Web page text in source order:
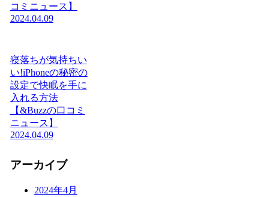
コミニュース】
2024.04.09
寝落ちが気持ちい
い!iPhoneの秘密の
設定で快眠を手に
入れる方法
【&Buzzの口コミ
ニュース】
2024.04.09
アーカイブ
2024年4月